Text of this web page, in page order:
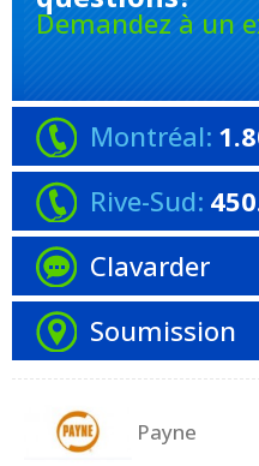
Demandez à un
Montréal:
Rive-Sud:
Clavarder
Soumission
Payne